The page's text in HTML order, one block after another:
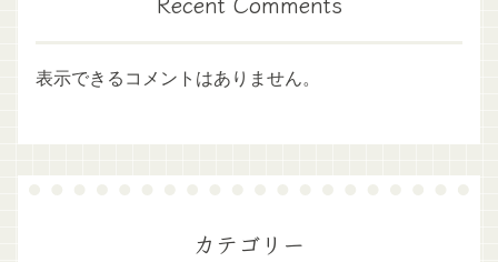
表示できるコメントはありません。
カテゴリー